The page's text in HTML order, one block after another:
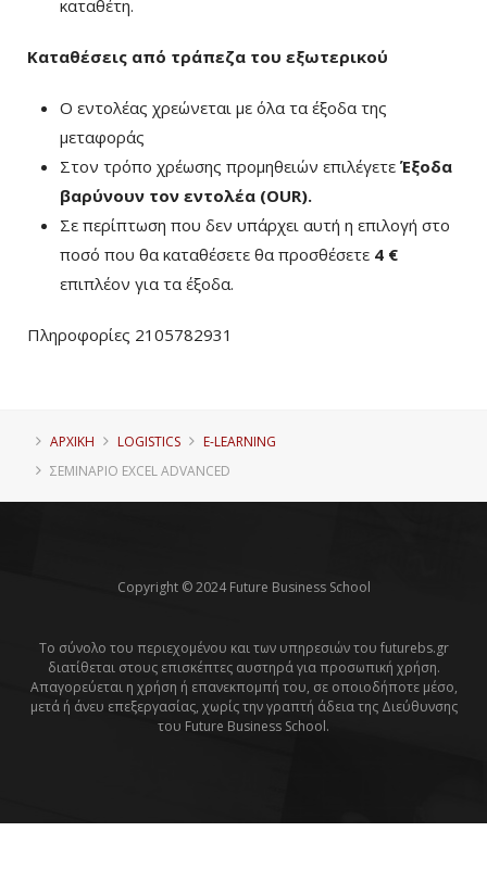
καταθέτη.
Καταθέσεις από τράπεζα του εξωτερικού
Ο εντολέας χρεώνεται με όλα τα έξοδα της
μεταφοράς
Στον τρόπο χρέωσης προμηθειών επιλέγετε Έξοδα
βαρύνουν τον εντολέα (ΟUR).
Σε περίπτωση που δεν υπάρχει αυτή η επιλογή στο
ποσό που θα καταθέσετε θα προσθέσετε 4 €
επιπλέον για τα έξοδα.
Πληροφορίες 2105782931
ΑΡΧΙΚΗ LOGISTICS
E-LEARNING
ΣΕΜΙΝΆΡΙΟ EXCEL ADVANCED
Copyright © 2024 Future Business School
Το σύνολο του περιεχομένου και των υπηρεσιών του futurebs.gr
διατίθεται στους επισκέπτες αυστηρά για προσωπική χρήση.
Απαγορεύεται η χρήση ή επανεκπομπή του, σε οποιοδήποτε μέσο,
μετά ή άνευ επεξεργασίας, χωρίς την γραπτή άδεια της Διεύθυνσης
του Future Business School.